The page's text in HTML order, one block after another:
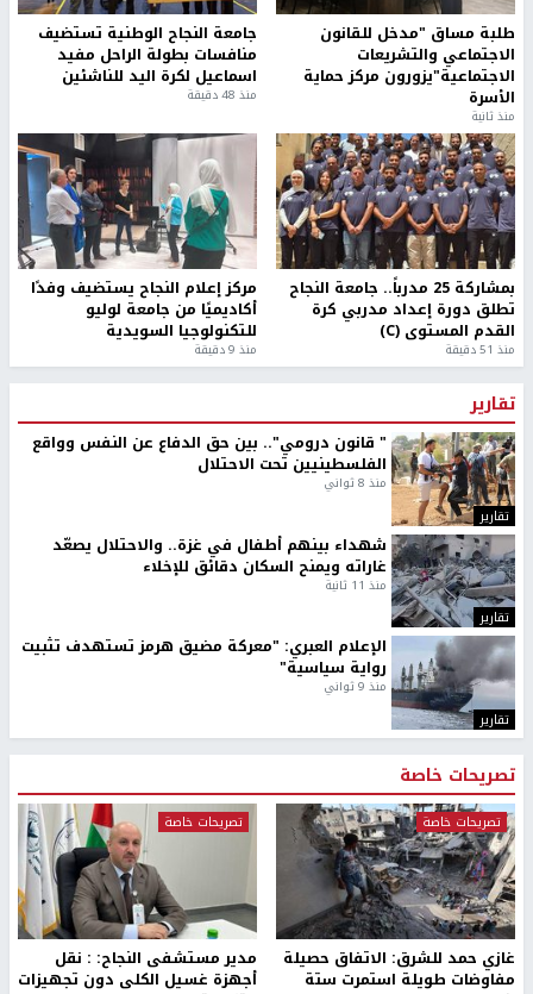
طلبة مساق "مدخل للقانون
الاجتماعي والتشريعات
الاجتماعية"يزورون مركز حماية
الأسرة
منذ ثانية
جامعة النجاح الوطنية تستضيف
منافسات بطولة الراحل مفيد
اسماعيل لكرة اليد للناشئين
منذ 48 دقيقة
بمشاركة 25 مدرباً.. جامعة النجاح
تطلق دورة إعداد مدربي كرة
القدم المستوى (C)
منذ 51 دقيقة
مركز إعلام النجاح يستضيف وفدًا
أكاديميًا من جامعة لوليو
للتكنولوجيا السويدية
منذ 9 دقيقة
تقارير
تقارير
" قانون درومي".. بين حق الدفاع عن النفس وواقع
الفلسطينيين تحت الاحتلال
منذ 8 ثواني
تقارير
شهداء بينهم أطفال في غزة.. والاحتلال يصعّد
غاراته ويمنح السكان دقائق للإخلاء
منذ 11 ثانية
تقارير
الإعلام العبري: "معركة مضيق هرمز تستهدف تثبيت
رواية سياسية"
منذ 9 ثواني
تصريحات خاصة
تصريحات خاصة
غازي حمد للشرق: الاتفاق حصيلة
مفاوضات طويلة استمرت ستة
تصريحات خاصة
مدير مستشفى النجاح: : نقل
أجهزة غسيل الكلى دون تجهيزات